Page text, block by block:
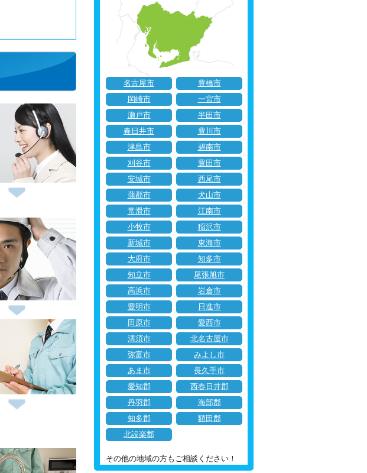
名古屋市
豊橋市
岡崎市
一宮市
瀬戸市
半田市
春日井市
豊川市
津島市
碧南市
刈谷市
豊田市
安城市
西尾市
蒲郡市
犬山市
常滑市
江南市
小牧市
稲沢市
新城市
東海市
大府市
知多市
知立市
尾張旭市
高浜市
岩倉市
豊明市
日進市
田原市
愛西市
清須市
北名古屋市
弥富市
みよし市
あま市
長久手市
愛知郡
西春日井郡
丹羽郡
海部郡
知多郡
額田郡
北設楽郡
その他の地域の方もご相談ください！